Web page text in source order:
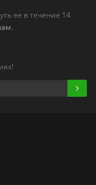
ее в течение 14
.